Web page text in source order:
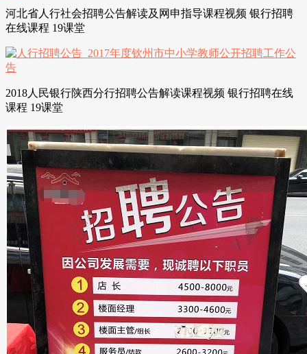
河北省人行社会招聘公告解读及网申指导课程视频 银行招聘
在线课程 19课堂
2018人民银行陕西分行招聘公告解读课程视频 银行招聘在线
课程 19课堂